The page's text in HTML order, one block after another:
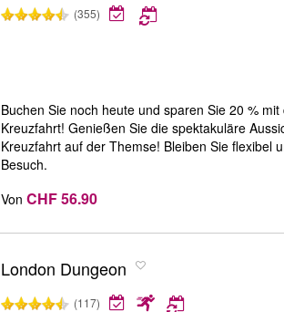
(355)
Buchen Sie noch heute und sparen Sie 20 %
Kreuzfahrt! Genießen Sie die spektakuläre
Kreuzfahrt auf der Themse! Bleiben Sie flexibel
Besuch.
Von CHF 56.90
London Dungeon
(117)